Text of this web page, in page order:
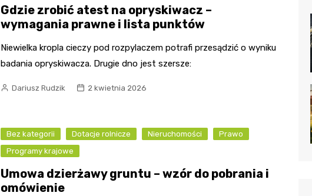
Gdzie zrobić atest na opryskiwacz –
wymagania prawne i lista punktów
Niewielka kropla cieczy pod rozpylaczem potrafi przesądzić o wyniku
badania opryskiwacza. Drugie dno jest szersze:
Dariusz Rudzik 2 kwietnia 2026
Bez kategorii Dotacje rolnicze Nieruchomości
Prawo
Programy krajowe
Umowa dzierżawy gruntu – wzór do pobrania i
omówienie